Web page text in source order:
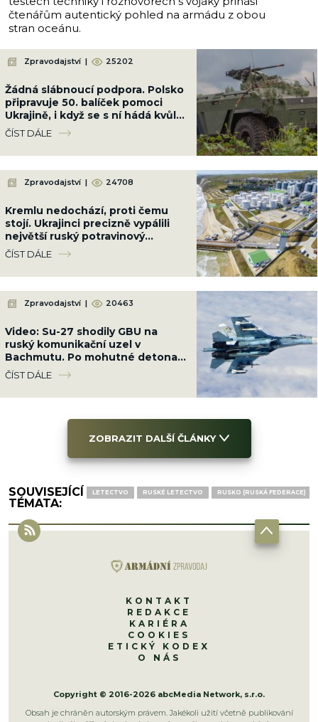
čtenářům autentický pohled na armádu z obou
stran oceánu.
Zpravodajství | 25202
Žádná slábnoucí podpora. Polsko
připravuje 50. balíček pomoci
Ukrajině, i když se s ní hádá kvůli
Banderovi
ČÍST DÁLE
Zpravodajství | 24708
Kremlu nedochází, proti čemu
stojí. Ukrajinci precizně vypálili
největší ruský potravinový
terminál. Nebude slunečnicový
olej
ČÍST DÁLE
Zpravodajství | 20463
Video: Su-27 shodily GBU na
ruský komunikační uzel v
Bachmutu. Po mohutné detonaci
přestala základna existovat
ČÍST DÁLE
ZOBRAZIT DALŠÍ ČLÁNKY
SOUVISEJÍCÍ
TÉMATA:
LETECTVO RUSKÉ LETECTVO RUSKO (RUSKÁ FEDERACE)
KONTAKT
REDAKCE
KARIÉRA
COOKIES
ETICKÝ KODEX
O NÁS
Copyright © 2016-2026 abcMedia Network, s.r.o.
Obsah je chráněn autorským právem. Jakékoli užití včetně publikování